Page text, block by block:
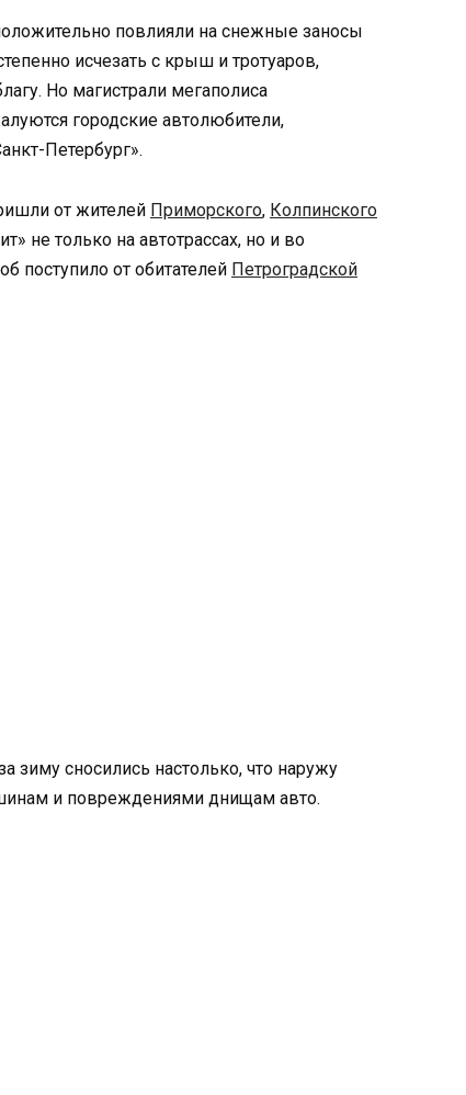
повлияли на снежные заносы
исчезать с крыш и тротуаров,
Но магистрали мегаполиса
городские автолюбители,
Петербург».
от жителей Приморского, Колпинского
не только на автотрассах, но и во
поступило от обитателей Петроградской
зиму сносились настолько, что наружу
и повреждениями днищам авто.